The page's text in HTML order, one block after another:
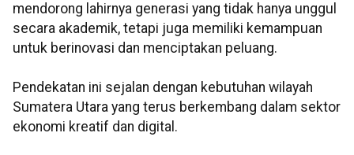
mendorong lahirnya generasi yang tidak hanya unggul
secara akademik, tetapi juga memiliki kemampuan
untuk berinovasi dan menciptakan peluang.
Pendekatan ini sejalan dengan kebutuhan wilayah
Sumatera Utara yang terus berkembang dalam sektor
ekonomi kreatif dan digital.